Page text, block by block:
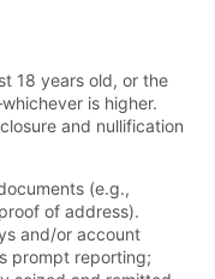
18 years old, or the
is higher.
and nullification
(e.g.,
of address).
and/or account
prompt reporting;